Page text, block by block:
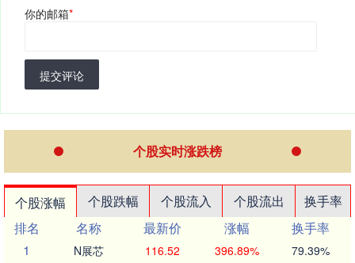
你的邮箱*
提交评论
个股实时涨跌榜
个股涨幅 个股跌幅 个股流入 个股流出
换手率
排名
名称 最新价 涨幅
换手率
1
N展芯 116.52 396.89% 79.39%